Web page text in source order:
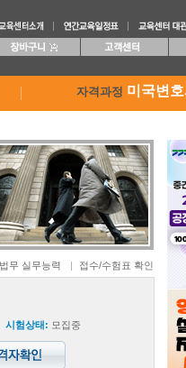
자격과정 미국변
무 실무능력 접수/수험표 확인
시험상태: 모집중